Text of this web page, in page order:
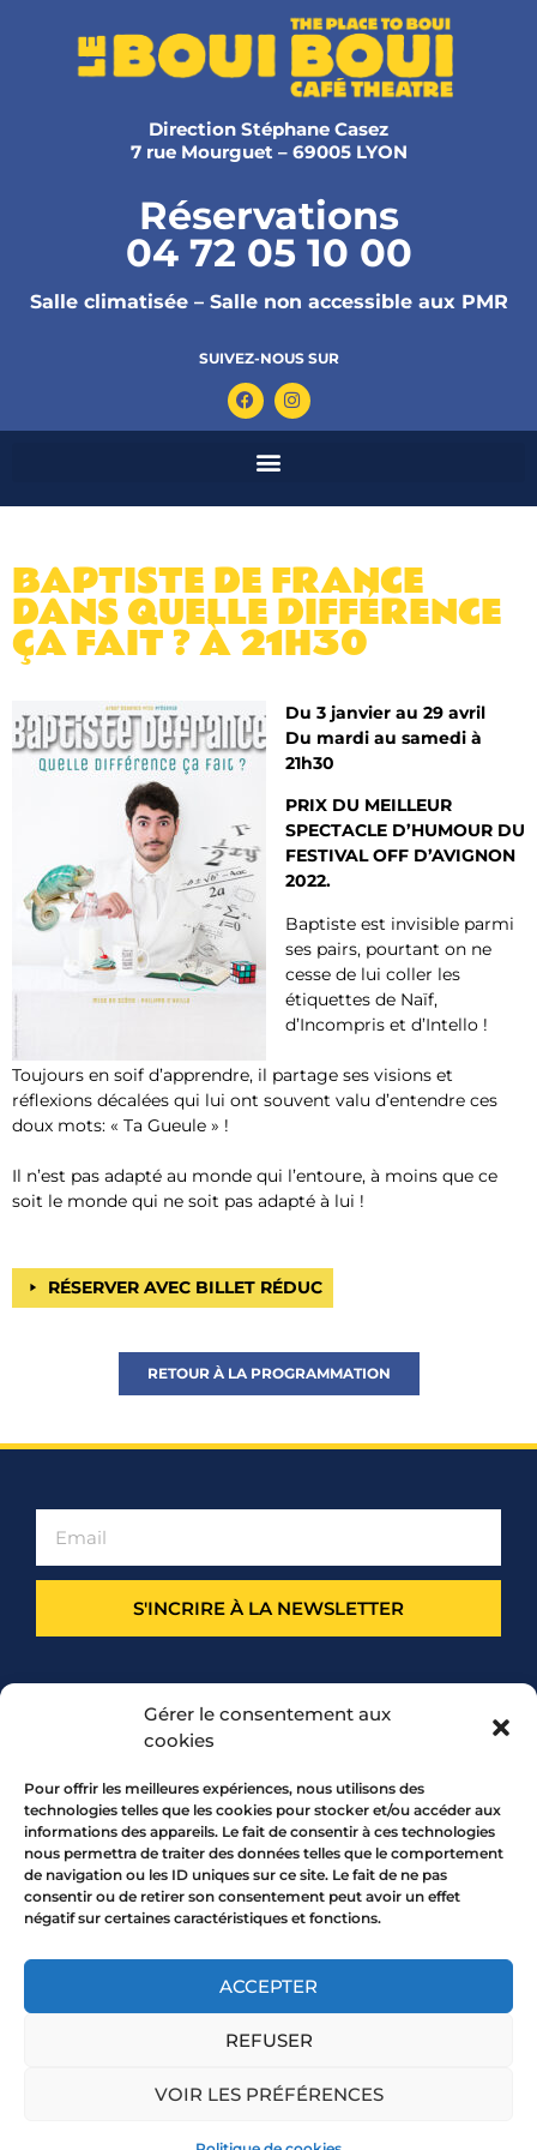
Gérer le consentement aux
cookies
Pour offrir les meilleures expériences, nous utilisons des
technologies telles que les cookies pour stocker et/ou accéder aux
informations des appareils. Le fait de consentir à ces technologies
nous permettra de traiter des données telles que le comportement
de navigation ou les ID uniques sur ce site. Le fait de ne pas
consentir ou de retirer son consentement peut avoir un effet
négatif sur certaines caractéristiques et fonctions.
ACCEPTER
REFUSER
VOIR LES PRÉFÉRENCES
Direction Stéphane Casez
7 rue Mourguet – 69005 LYON
Réservations
04 72 05 10 00
Salle climatisée – Salle non accessible aux PMR
SUIVEZ-NOUS SUR
BAPTISTE DE FRANCE
DANS QUELLE DIFFÉRENCE
ÇA FAIT ? À 21H30
Du 3 janvier au 29 avril
Du mardi au samedi à
21h30
PRIX DU MEILLEUR
SPECTACLE D’HUMOUR DU
FESTIVAL OFF D’AVIGNON
2022.
Baptiste est invisible parmi
ses pairs, pourtant on ne
cesse de lui coller les
étiquettes de Naïf,
d’Incompris et d’Intello !
Toujours en soif d’apprendre, il partage ses visions et
réflexions décalées qui lui ont souvent valu d’entendre ces
doux mots: « Ta Gueule » !
Il n’est pas adapté au monde qui l’entoure, à moins que ce
soit le monde qui ne soit pas adapté à lui !
RÉSERVER AVEC BILLET RÉDUC
RETOUR À LA PROGRAMMATION
S'INCRIRE À LA NEWSLETTER